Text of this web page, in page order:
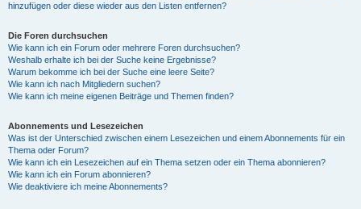
hinzufügen oder diese wieder aus den Listen entfernen?
Die Foren durchsuchen
Wie kann ich ein Forum oder mehrere Foren durchsuchen?
Weshalb erhalte ich bei der Suche keine Ergebnisse?
Warum bekomme ich bei der Suche eine leere Seite?
Wie kann ich nach Mitgliedern suchen?
Wie kann ich meine eigenen Beiträge und Themen finden?
Abonnements und Lesezeichen
Was ist der Unterschied zwischen einem Lesezeichen und einem Abonnements für ein
Thema oder Forum?
Wie kann ich ein Lesezeichen auf ein Thema setzen oder ein Thema abonnieren?
Wie kann ich ein Forum abonnieren?
Wie deaktiviere ich meine Abonnements?